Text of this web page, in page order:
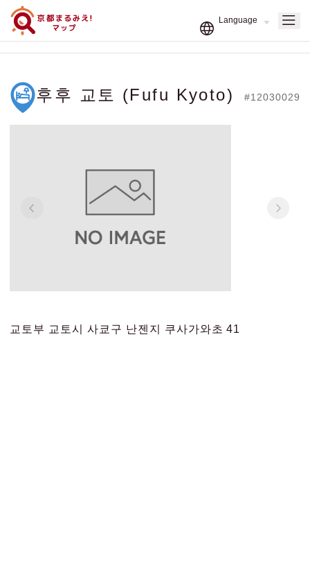
후후 교토 (Fufu Kyoto) #12030029
교토부 교토시 사쿄구 난젠지 쿠사가와초 41